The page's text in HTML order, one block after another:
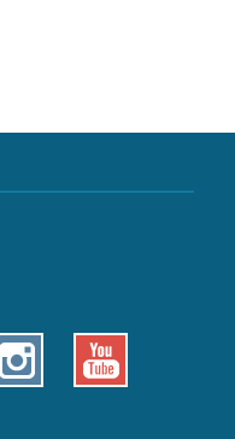
Instagram Youtube